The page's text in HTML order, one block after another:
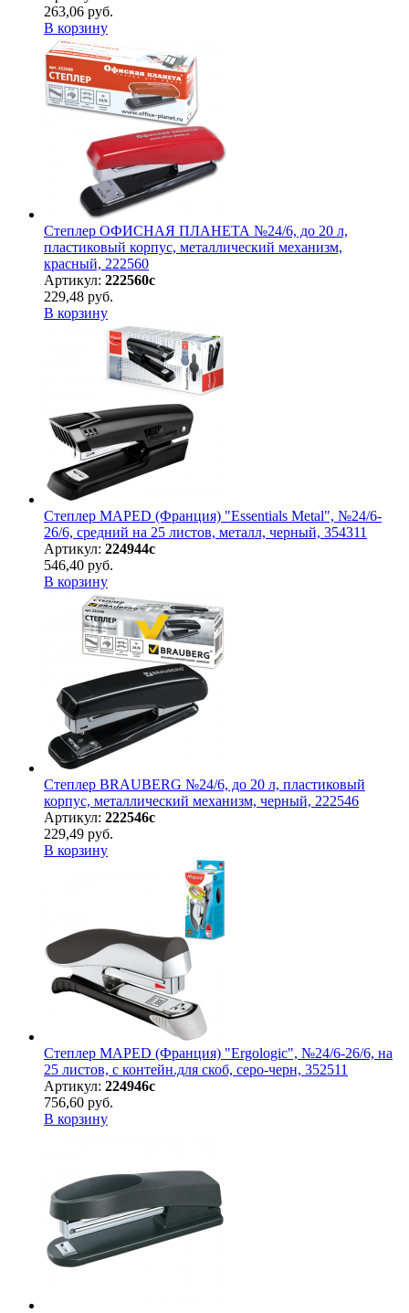
263,06 руб.
В корзину
Степлер ОФИСНАЯ ПЛАНЕТА №24/6, до 20 л,
пластиковый корпус, металлический механизм,
красный, 222560
Артикул: 222560с
229,48 руб.
В корзину
Степлер MAPED (Франция) "Essentials Metal", №24/6-
26/6, средний на 25 листов, металл, черный, 354311
Артикул: 224944с
546,40 руб.
В корзину
Степлер BRAUBERG №24/6, до 20 л, пластиковый
корпус, металлический механизм, черный, 222546
Артикул: 222546с
229,49 руб.
В корзину
Степлер MAPED (Франция) "Ergologic", №24/6-26/6, на
25 листов, с контейн.для скоб, серо-черн, 352511
Артикул: 224946с
756,60 руб.
В корзину